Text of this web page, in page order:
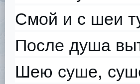
Смой и с шеи
После душа
Шею суше,